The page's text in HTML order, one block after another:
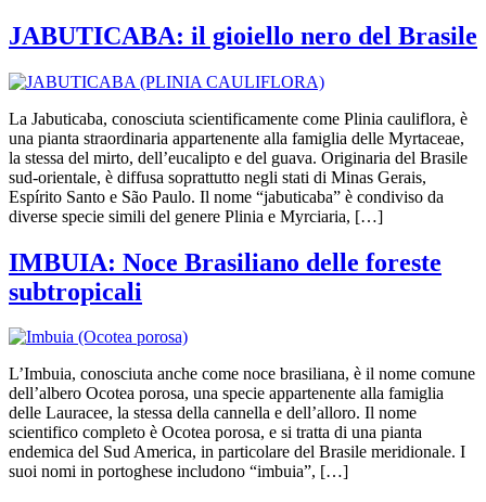
JABUTICABA: il gioiello nero del Brasile
La Jabuticaba, conosciuta scientificamente come Plinia cauliflora, è
una pianta straordinaria appartenente alla famiglia delle Myrtaceae,
la stessa del mirto, dell’eucalipto e del guava. Originaria del Brasile
sud-orientale, è diffusa soprattutto negli stati di Minas Gerais,
Espírito Santo e São Paulo. Il nome “jabuticaba” è condiviso da
diverse specie simili del genere Plinia e Myrciaria, […]
IMBUIA: Noce Brasiliano delle foreste
subtropicali
L’Imbuia, conosciuta anche come noce brasiliana, è il nome comune
dell’albero Ocotea porosa, una specie appartenente alla famiglia
delle Lauracee, la stessa della cannella e dell’alloro. Il nome
scientifico completo è Ocotea porosa, e si tratta di una pianta
endemica del Sud America, in particolare del Brasile meridionale. I
suoi nomi in portoghese includono “imbuia”, […]